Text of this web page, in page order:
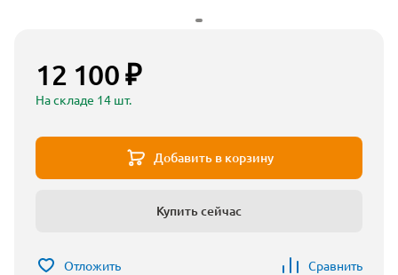
12 100 ₽
На складе 14 шт.
Добавить в корзину
Купить сейчас
Отложить Сравнить